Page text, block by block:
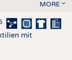
MORE
mit